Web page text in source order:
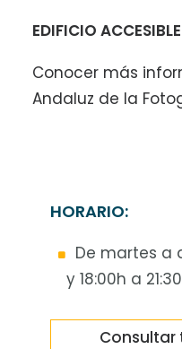
EDIFICIO
Conocer más
Andaluz de la
HORARIO:
De martes a
y 18:00h a
Consultar